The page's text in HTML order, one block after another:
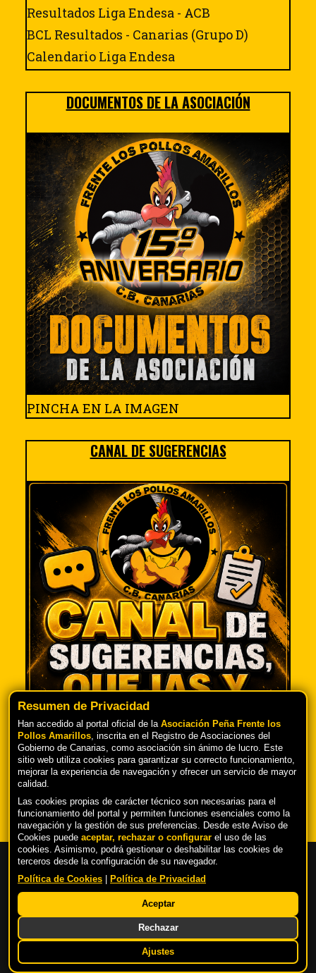
Resultados Liga Endesa - ACB
BCL Resultados - Canarias (Grupo D)
Calendario Liga Endesa
DOCUMENTOS DE LA ASOCIACIÓN
PINCHA EN LA IMAGEN
CANAL DE SUGERENCIAS
TU OPINIÓN ES IMPORTANTE PARA
NOSOTROS
Copyright © 2026 |Peña Frente los Pollos
Amarillos
Política de privacidad y aviso legal|Política
de Cookies
Resumen de Privacidad
Han accedido al portal oficial de la Asociación Peña Frente los
Pollos Amarillos, inscrita en el Registro de Asociaciones del
Gobierno de Canarias, como asociación sin ánimo de lucro. Este
sitio web utiliza cookies para garantizar su correcto funcionamiento,
mejorar la experiencia de navegación y ofrecer un servicio de mayor
calidad.
Las cookies propias de carácter técnico son necesarias para el
funcionamiento del portal y permiten funciones esenciales como la
navegación y la gestión de sus preferencias. Desde este Aviso de
Cookies puede aceptar, rechazar o configurar el uso de las
cookies. Asimismo, podrá gestionar o deshabilitar las cookies de
terceros desde la configuración de su navegador.
Política de Cookies
Política de Privacidad
Aceptar
Rechazar
Ajustes